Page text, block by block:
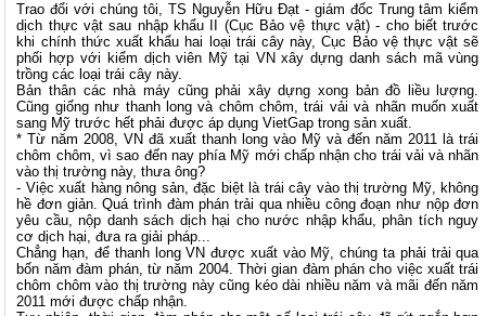
Trao đổi với chúng tôi, TS Nguyễn Hữu Đạt - giám đốc Trung tâm kiểm
dịch thực vật sau nhập khẩu II (Cục Bảo vệ thực vật) - cho biết trước
khi chính thức xuất khẩu hai loại trái cây này, Cục Bảo vệ thực vật sẽ
phối hợp với kiểm dịch viên Mỹ tại VN xây dựng danh sách mã vùng
trồng các loại trái cây này.
Bản thân các nhà máy cũng phải xây dựng xong bản đồ liều lượng.
Cũng giống như thanh long và chôm chôm, trái vải và nhãn muốn xuất
sang Mỹ trước hết phải được áp dụng VietGap trong sản xuất.
* Từ năm 2008, VN đã xuất thanh long vào Mỹ và đến năm 2011 là trái
chôm chôm, vì sao đến nay phía Mỹ mới chấp nhận cho trái vải và nhãn
vào thị trường này, thưa ông?
- Việc xuất hàng nông sản, đặc biệt là trái cây vào thị trường Mỹ, không
hề đơn giản. Quá trình đàm phán trải qua nhiều công đoạn như nộp đơn
yêu cầu, nộp danh sách dịch hại cho nước nhập khẩu, phân tích nguy
cơ dịch hại, đưa ra giải pháp...
Chẳng hạn, để thanh long VN được xuất vào Mỹ, chúng ta phải trải qua
bốn năm đàm phán, từ năm 2004. Thời gian đàm phán cho việc xuất trái
chôm chôm vào thị trường này cũng kéo dài nhiều năm và mãi đến năm
2011 mới được chấp nhận.